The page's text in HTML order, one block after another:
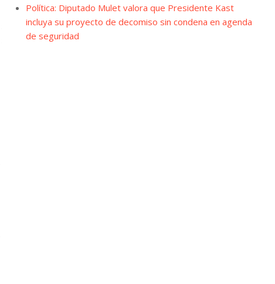
Política: Diputado Mulet valora que Presidente Kast
incluya su proyecto de decomiso sin condena en agenda
de seguridad